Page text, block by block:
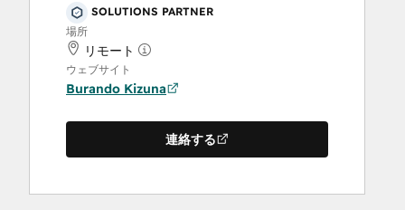
SOLUTIONS PARTNER
場所
リモート
ウェブサイト
Burando Kizuna
連絡する